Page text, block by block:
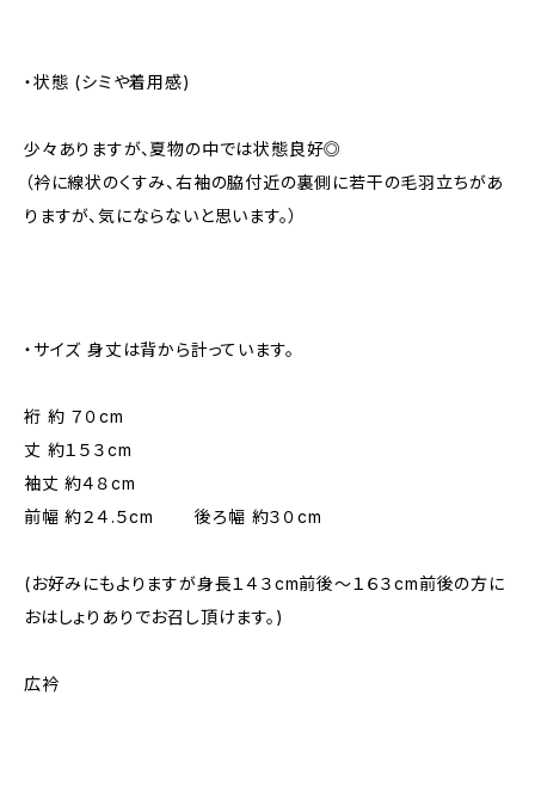
・状態 (シミや着用感)
少々ありますが、夏物の中では状態良好◎
（衿に線状のくすみ、右袖の脇付近の裏側に若干の毛羽立ちがあ
りますが、気にならないと思います。）
・サイズ 身丈は背から計っています。
裄 約 ７０cm
丈 約１５３cm
袖丈 約４８cm
前幅 約２４.５cm 後ろ幅 約３０cm
(お好みにもよりますが身長１４３cm前後～１６３cm前後の方に
おはしょりありでお召し頂けます。)
広衿